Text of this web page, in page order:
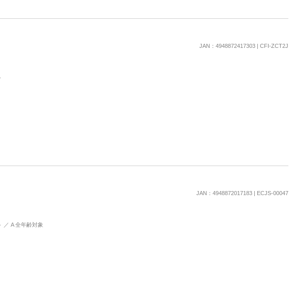
JAN：4948872417303 | CFI-ZCT2J
JAN：4948872017183 | ECJS-00047
／ A 全年齢対象